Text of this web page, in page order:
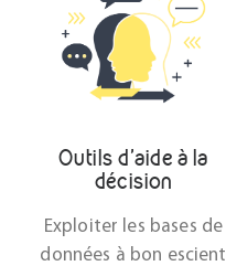
Outils d'aide à la
décision
Exploiter les bases de
données à bon escient